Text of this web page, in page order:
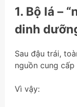
1. Bộ lá –
dinh
Sau đậu trái,
nguồn cung
Vì vậy: